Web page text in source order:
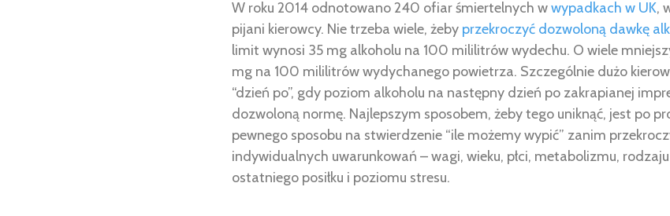
W roku 2014 odnotowano 240 ofiar śmiertelnych wwypadkach w UK,
pijani kierowcy. Nie trzeba wiele, żeby przekroczyć dozwoloną dawkę
limit wynosi 35 mg alkoholu na 100 mililitrów wydechu. O wiele
mg na 100 mililitrów wydychanego powietrza. Szczególnie dużo
“dzień po”, gdy poziom alkoholu na następny dzień po zakrapianej
dozwoloną normę. Najlepszym sposobem, żeby tego uniknąć, jest po
pewnego sposobu na stwierdzenie “ile możemy wypić” zanim
indywidualnych uwarunkowań – wagi, wieku, płci, metabolizmu,
ostatniego posiłku i poziomu stresu.